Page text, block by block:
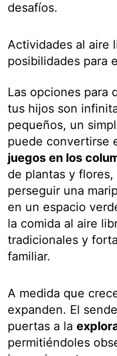
desafíos.
Actividades al aire
posibilidades para
Las opciones para
tus hijos son
pequeños, un
puede convertirse
juegos en los
de plantas y
perseguir una
en un espacio
la comida al aire
tradicionales y
familiar.
A medida que
expanden. El
puertas a la
permitiéndoles